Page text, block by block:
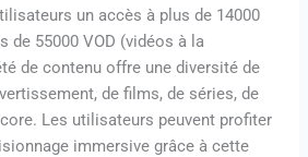
un accès à plus de 14000
de 55000 VOD (vidéos à la
de contenu offre une diversité de
de films, de séries, de
Les utilisateurs peuvent profiter
immersive grâce à cette